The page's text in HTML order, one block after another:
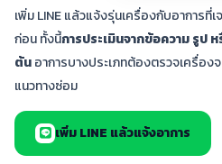
เพิ่ม LINE แล้วแจ้งรุ่นเครื่องกับอาการที่
ก่อน ทั้งนี้การประเมินจากข้อความ รูป
ต้นอาการบางประเภทต้องตรวจเครื่อ
แนวทางซ่อม
เพิ่ม LINE แล้วแจ้งอาการ